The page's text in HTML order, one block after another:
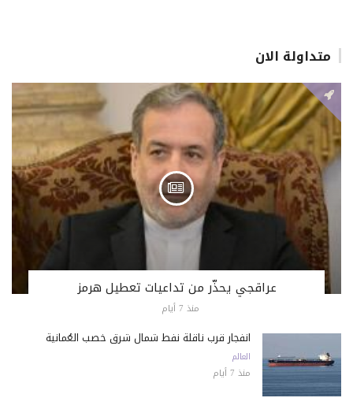
متداولة الان
عراقجي يحذّر من تداعيات تعطيل هرمز
منذ 7 أيام
انفجار قرب ناقلة نفط شمال شرق خصب العُمانية
العالم
منذ 7 أيام